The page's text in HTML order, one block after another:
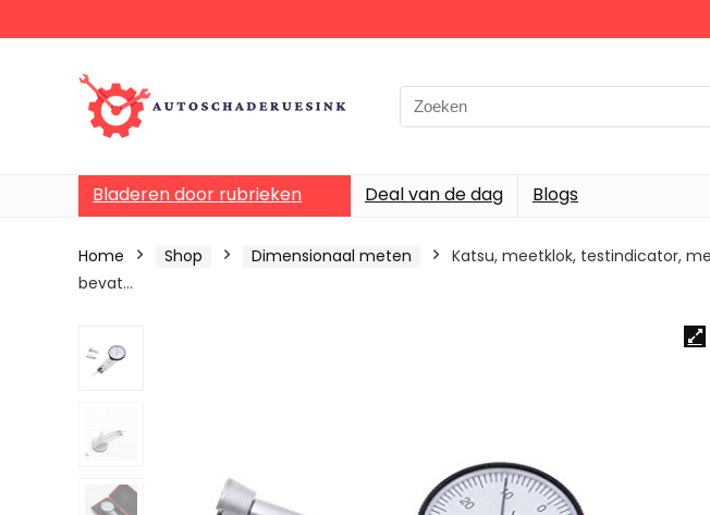
Bladeren door rubrieken Deal van de dag Blogs
Home Shop Dimensionaal meten
Katsu, meetklok, testindicator,
bevat…